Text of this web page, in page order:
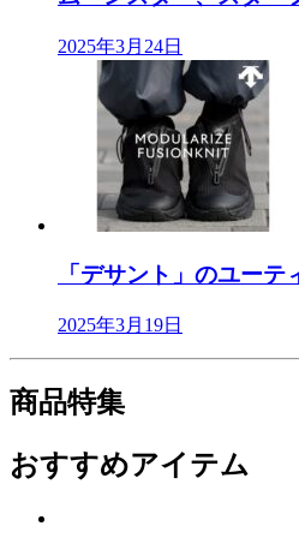
2025年3月24日
「デサント」のユー
2025年3月19日
商品特集
おすすめアイテム